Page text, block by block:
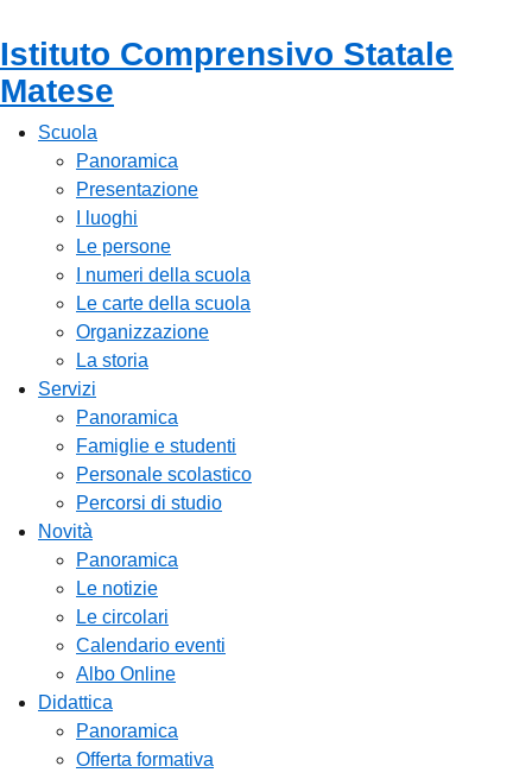
Istituto Comprensivo Statale
Matese
Scuola
Panoramica
Presentazione
I luoghi
Le persone
I numeri della scuola
Le carte della scuola
Organizzazione
La storia
Servizi
Panoramica
Famiglie e studenti
Personale scolastico
Percorsi di studio
Novità
Panoramica
Le notizie
Le circolari
Calendario eventi
Albo Online
Didattica
Panoramica
Offerta formativa